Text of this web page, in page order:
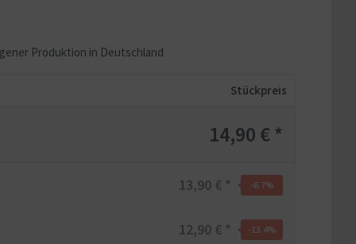
Produktion in Deutschland
Stückpreis
14,90 € *
13,90 € * -6.7%
12,90 € * -13.4%